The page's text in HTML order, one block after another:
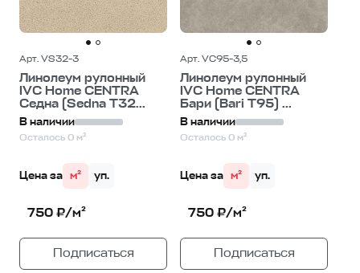
Арт. VS32-3
Линолеум рулонный
IVC Home CENTRA
Седна (Sedna T32...
В наличии
Осталось 0 м²
Цена за м² уп.
750 ₽/м²
Подписаться
Арт. VC95-3,5
Линолеум рулонный
IVC Home CENTRA
Бари (Bari T95) ...
В наличии
Осталось 0 м²
Цена за м² уп.
750 ₽/м²
Подписаться